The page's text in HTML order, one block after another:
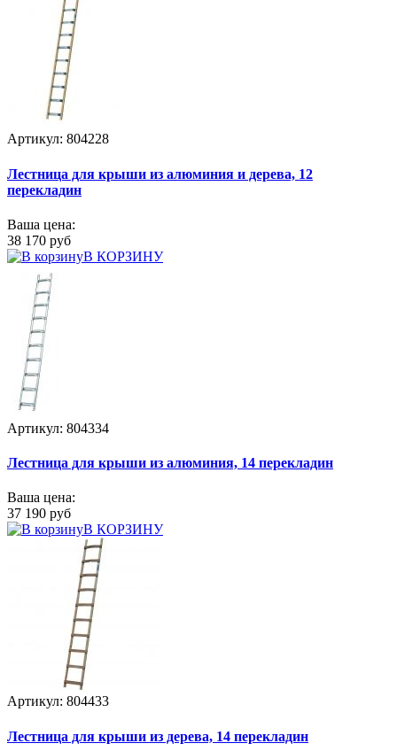
Артикул: 804228
Лестница для крыши из алюминия и дерева, 12
перекладин
Ваша цена:
38 170 руб
В КОРЗИНУ
Артикул: 804334
Лестница для крыши из алюминия, 14 перекладин
Ваша цена:
37 190 руб
В КОРЗИНУ
Артикул: 804433
Лестница для крыши из дерева, 14 перекладин